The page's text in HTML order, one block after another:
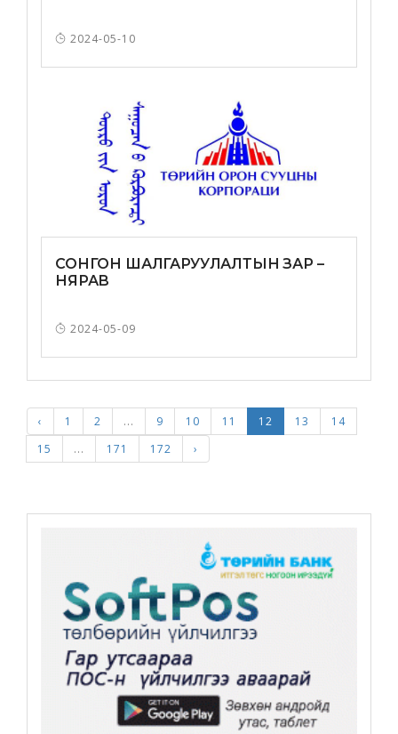
2024-05-10
СОНГОН ШАЛГАРУУЛАЛТЫН ЗАР –
НЯРАВ
2024-05-09
‹ 1 2 ... 9 10 11 12 13
14
15
... 171 172 ›